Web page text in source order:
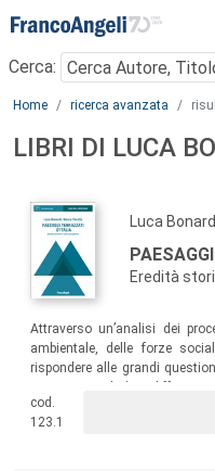
Menu
Cerca:
Main content
Home ricerca avanzata
LIBRI DI LUCA
Luca
Eredità
Attraverso un’analisi dei
ambientale, delle forze
rispondere alle grandi
utile per le politiche territoriali
cod.
123.1